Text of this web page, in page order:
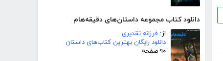
دانلود کتاب مجموعه داستان‌های دقیقه‌هام
از: فرزانه تقدیری
دانلود رایگان بهترین کتاب‌های داستان
۹۰ صفحه